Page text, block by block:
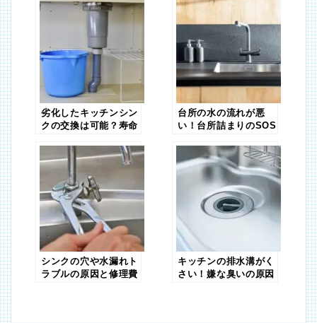
劣化したキッチンシン
クの交換は可能？寿命
トも解説
台所の水の流れが悪
い！台所詰まりのSOS
シンクの穴や水漏れト
ラブルの原因と修理費
キッチンの排水溝がく
さい！嫌な臭いの原因